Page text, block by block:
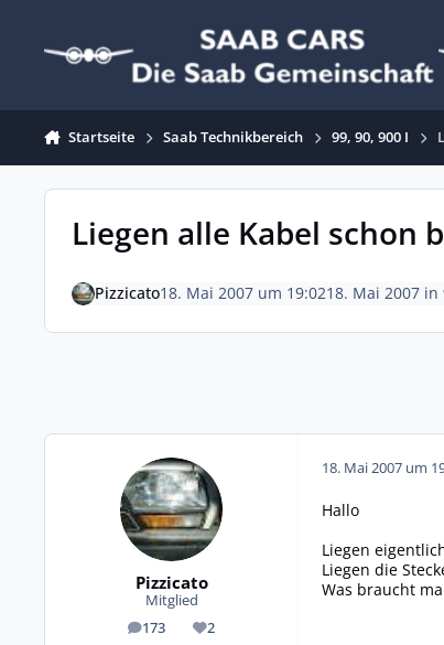
Startseite Saab Technikbereich 99, 90, 900 I
Liegen alle Kabel schon
Pizzicato18. Mai 2007 um 19:0218. Mai 2007in
Pizzicato
Mitglied
173
Beiträge 2
Reputation
18. Mai 2007 um
Hallo
Liegen
Liegen die
Was braucht